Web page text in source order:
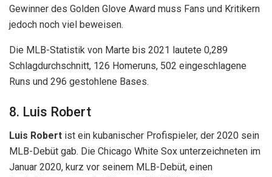
Gewinner des Golden Glove Award muss Fans und Kritikern
jedoch noch viel beweisen.
Die MLB-Statistik von Marte bis 2021 lautete 0,289
Schlagdurchschnitt, 126 Homeruns, 502 eingeschlagene
Runs und 296 gestohlene Bases.
8. Luis Robert
Luis Robert ist ein kubanischer Profispieler, der 2020 sein
MLB-Debüt gab. Die Chicago White Sox unterzeichneten im
Januar 2020, kurz vor seinem MLB-Debüt, einen